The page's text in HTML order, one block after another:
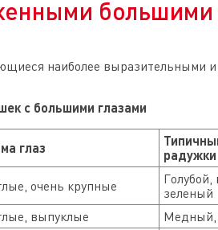
большими
наиболее выразительными и
с большими глазами
глаз
радужки
очень крупные
зеленый
выпуклые Медный,